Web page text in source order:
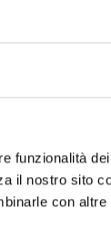
funzionalità
il nostro sito
con